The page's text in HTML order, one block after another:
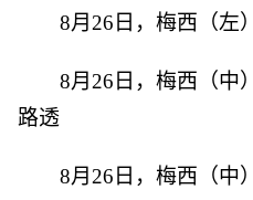
8月26日，梅西（左
8月26日，梅西（中
路透
8月26日，梅西（中